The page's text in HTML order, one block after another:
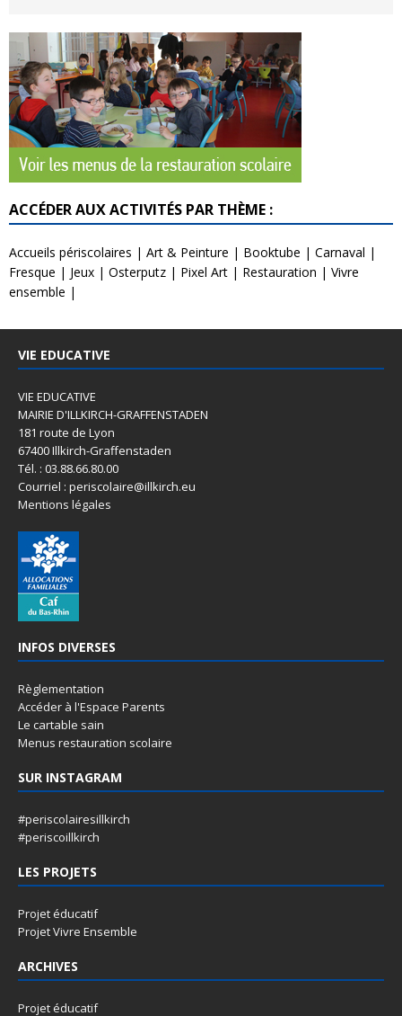
ACCÉDER AUX ACTIVITÉS PAR THÈME :
Accueils périscolaires | Art & Peinture | Booktube | Carnaval |
Fresque | Jeux | Osterputz | Pixel Art | Restauration | Vivre
ensemble |
VIE EDUCATIVE
VIE EDUCATIVE
MAIRIE D'ILLKIRCH-GRAFFENSTADEN
181 route de Lyon
67400 Illkirch-Graffenstaden
Tél. : 03.88.66.80.00
Courriel : periscolaire@illkirch.eu
Mentions légales
INFOS DIVERSES
Règlementation
Accéder à l'Espace Parents
Le cartable sain
Menus restauration scolaire
SUR INSTAGRAM
#periscolairesillkirch
#periscoillkirch
LES PROJETS
Projet éducatif
Projet Vivre Ensemble
ARCHIVES
Projet éducatif